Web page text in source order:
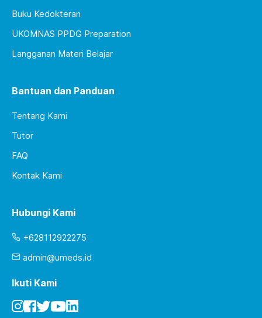
Buku Kedokteran
UKOMNAS PPDG Preparation
Langganan Materi Belajar
Bantuan dan Panduan
Tentang Kami
Tutor
FAQ
Kontak Kami
Hubungi Kami
+628112922275
admin@umeds.id
Ikuti Kami